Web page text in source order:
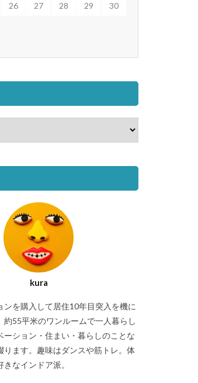
26 27 28 29 30
kura
ンを購入して居住10年目突入を機に
約55平米のワンルームで一人暮らし
ーション・住まい・暮らしのことな
ります。趣味はダンスや筋トレ。体
なインドア派。